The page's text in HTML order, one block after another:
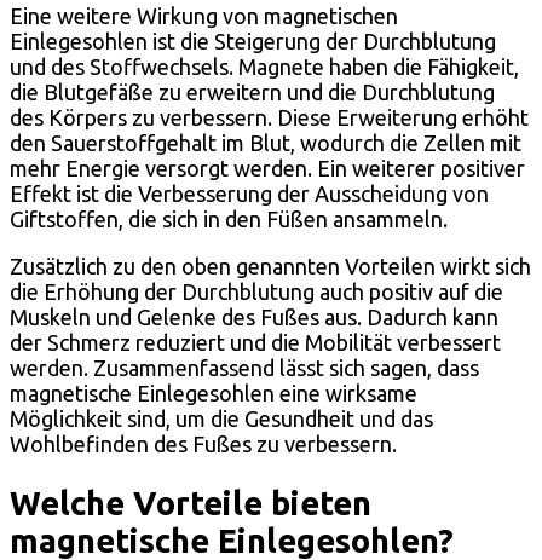
Eine weitere Wirkung von magnetischen
Einlegesohlen ist die Steigerung der Durchblutung
und des Stoffwechsels. Magnete haben die Fähigkeit,
die Blutgefäße zu erweitern und die Durchblutung
des Körpers zu verbessern. Diese Erweiterung erhöht
den Sauerstoffgehalt im Blut, wodurch die Zellen mit
mehr Energie versorgt werden. Ein weiterer positiver
Effekt ist die Verbesserung der Ausscheidung von
Giftstoffen, die sich in den Füßen ansammeln.
Zusätzlich zu den oben genannten Vorteilen wirkt sich
die Erhöhung der Durchblutung auch positiv auf die
Muskeln und Gelenke des Fußes aus. Dadurch kann
der Schmerz reduziert und die Mobilität verbessert
werden. Zusammenfassend lässt sich sagen, dass
magnetische Einlegesohlen eine wirksame
Möglichkeit sind, um die Gesundheit und das
Wohlbefinden des Fußes zu verbessern.
Welche Vorteile bieten
magnetische Einlegesohlen?